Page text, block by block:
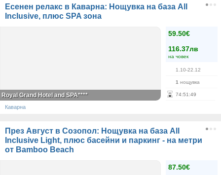
Есенен релакс в Каварна: Нощувка на база All
Inclusive, плюс SPA зона
59.50€
116.37лв
на човек
1.10-22.12
1 нощувка
74:51 :49
Royal Grand Hotel and SPA****
Каварна
През Август в Созопол: Нощувка на база All
Inclusive Light, плюс басейни и паркинг - на метри
от Bamboo Beach
87.50€